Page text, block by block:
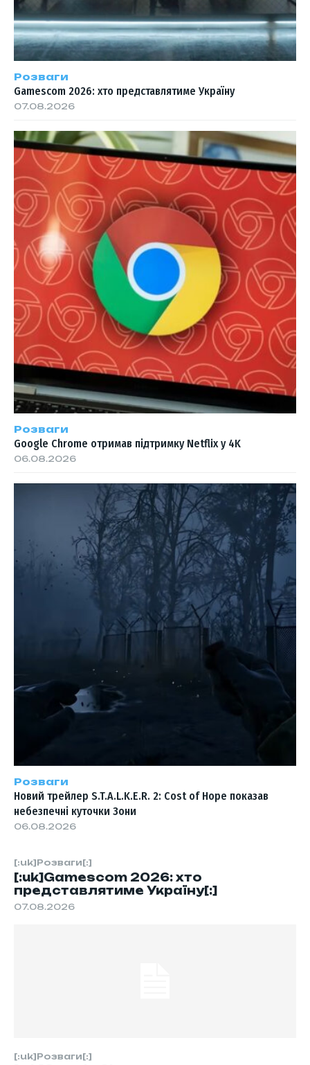
[:uk]Розваги[:]
[:uk]Gamescom 2026: хто
представлятиме Україну[:]
07.08.2026
[:uk]Розваги[:]
Розваги
Gamescom 2026: хто представлятиме Україну
07.08.2026
Розваги
Google Chrome отримав підтримку Netflix у 4K
06.08.2026
Розваги
Новий трейлер S.T.A.L.K.E.R. 2: Cost of Hope показав
небезпечні куточки Зони
06.08.2026